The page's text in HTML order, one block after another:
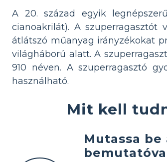
A 20. század egyik
cianoakrilát). A szuperragasztót
átlátszó műanyag irányzékokat
világháború alatt. A
910 néven. A szuperragasztó
használható.
Mit kell
Mutassa